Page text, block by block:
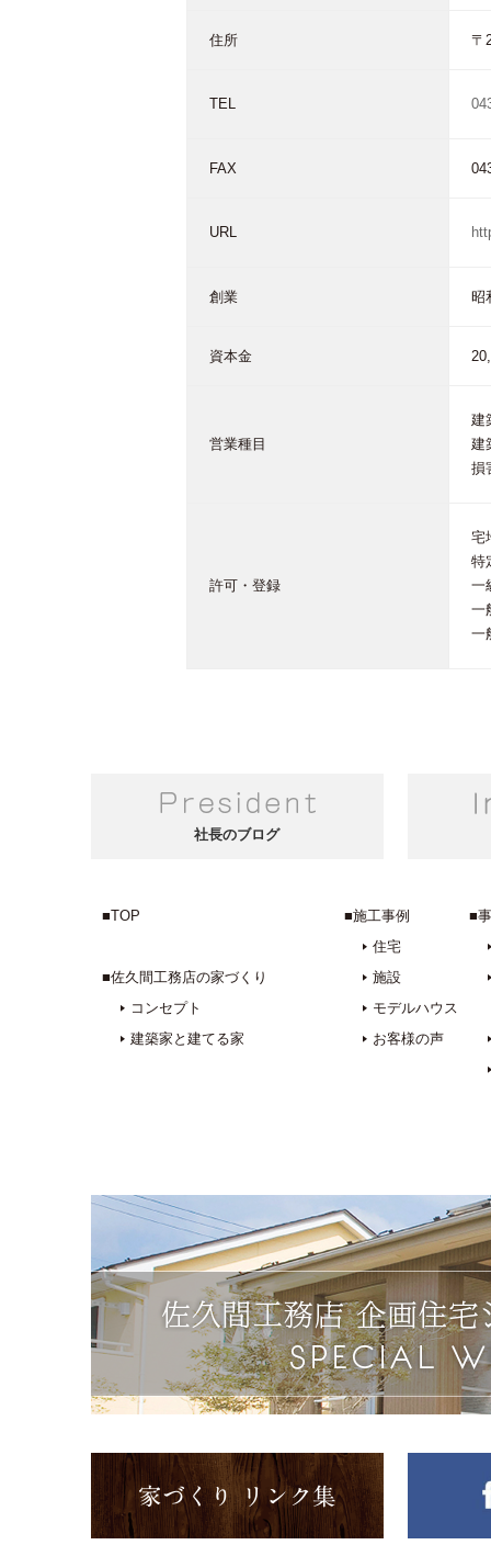
住所 〒
TEL
FAX
URL
創業 昭
資本金
営業種目
建
建
損
許可・登録
宅
特
一
一
一
社長のブログ
■TOP
■佐久間工務店の家づくり
コンセプト
建築家と建てる家
■施工事例
住宅
施設
モデルハウス
お客様の声
■